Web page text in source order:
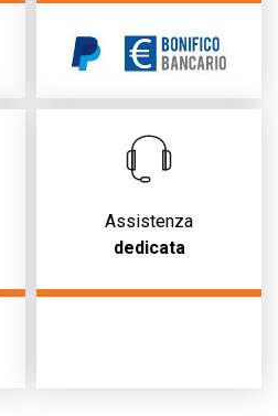
Assistenza
dedicata